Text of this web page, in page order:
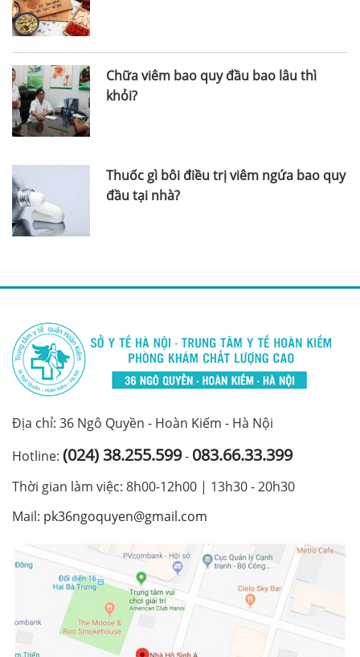
Chữa viêm bao quy đầu bao lâu thì
khỏi?
Thuốc gì bôi điều trị viêm ngứa bao quy
đầu tại nhà?
Địa chỉ: 36 Ngô Quyền - Hoàn Kiếm - Hà Nội
Hotline: (024) 38.255.599- 083.66.33.399
Thời gian làm việc: 8h00-12h00 | 13h30 - 20h30
Mail: pk36ngoquyen@gmail.com